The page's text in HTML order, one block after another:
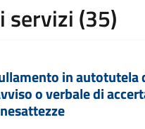
servizi (35)
in autotutela
o verbale di